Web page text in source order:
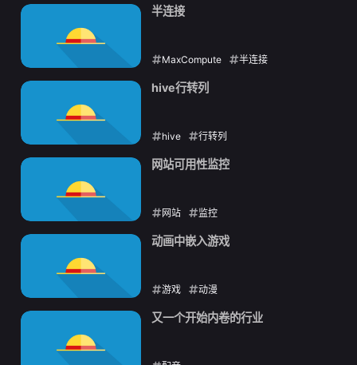
2022-09-11
半连接
MaxCompute 半连接
2022-09-02
hive行转列
hive 行转列
2022-08-30
网站可用性监控
网站 监控
2022-08-24
动画中嵌入游戏
游戏 动漫
2022-08-19
又一个开始内卷的行业